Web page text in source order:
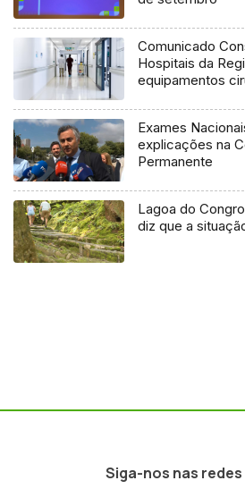
Comunicado
Hospitais da
equipamentos
Exames
explicações na
Permanente
Lagoa do
diz que a
Siga-nos nas